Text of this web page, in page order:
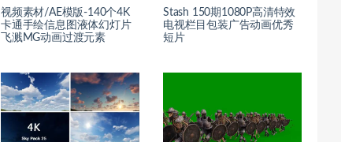
视频素材/AE模版-140个4K
卡通手绘信息图液体幻灯片
飞溅MG动画过渡元素
Stash 150期1080P高清特效
电视栏目包装广告动画优秀
短片